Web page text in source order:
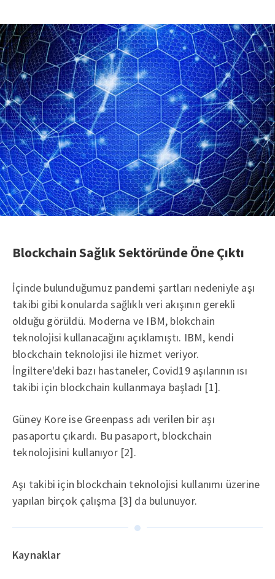
Blockchain Sağlık Sektöründe Öne Çıktı
İçinde bulunduğumuz pandemi şartları nedeniyle aşı
takibi gibi konularda sağlıklı veri akışının gerekli
olduğu görüldü. Moderna ve IBM, blokchain
teknolojisi kullanacağını açıklamıştı. IBM, kendi
blockchain teknolojisi ile hizmet veriyor.
İngiltere'deki bazı hastaneler, Covid19 aşılarının ısı
takibi için blockchain kullanmaya başladı [1].
Güney Kore ise Greenpass adı verilen bir aşı
pasaportu çıkardı. Bu pasaport, blockchain
teknolojisini kullanıyor [2].
Aşı takibi için blockchain teknolojisi kullanımı üzerine
yapılan birçok çalışma [3] da bulunuyor.
Kaynaklar